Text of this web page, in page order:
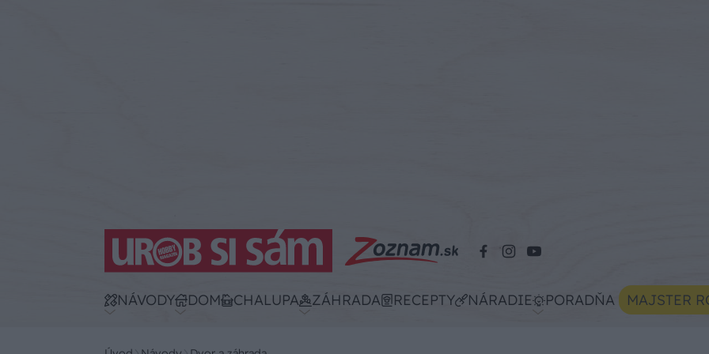
NÁVODY DOM CHALUPA ZÁHRADA RECEPTY NÁRADIE PORADŇA MAJSTER